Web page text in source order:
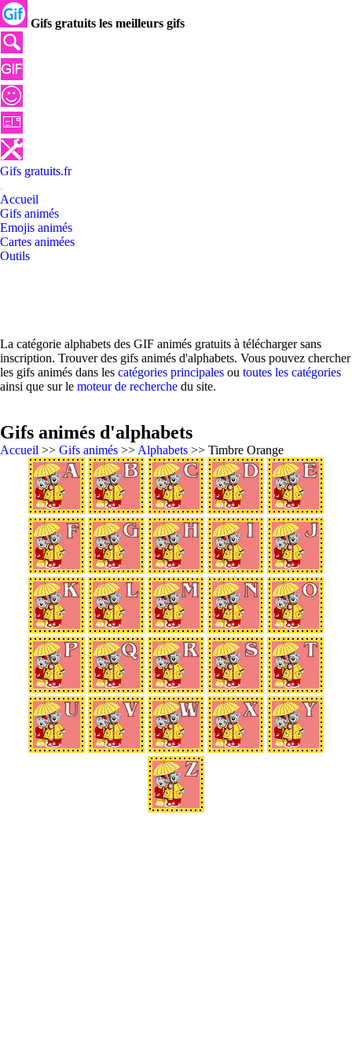
Gifs gratuits les meilleurs gifs
Gifs gratuits.fr
Accueil
Gifs animés
Emojis animés
Cartes animées
Outils
La catégorie alphabets des GIF animés gratuits à télécharger sans
inscription. Trouver des gifs animés d'alphabets. Vous pouvez chercher
les gifs animés dans les catégories principales ou toutes les catégories
ainsi que sur le moteur de recherche du site.
Gifs animés d'alphabets
Accueil >> Gifs animés >> Alphabets >> Timbre Orange